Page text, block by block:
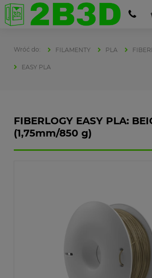
FILAMENTY PLA
EASY PLA
FIBERLOGY EASY PLA:
(1,75mm/850 g)